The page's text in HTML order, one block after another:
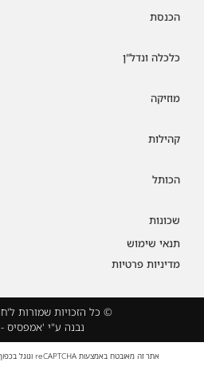
הכנסת
כלכלה ונדל"ן
מוזיקה
קהילות
הכותל
שכונות
תנאי שימוש
מדיניות פרטיות
© כל הזכויות שמורות
נבנה ע"י 'אמפסיס
אתר זה מאובטח באמצעות reCAPTCHA וגוגל בכפוף